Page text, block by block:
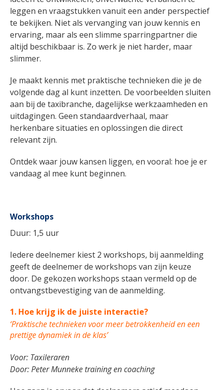
leggen en vraagstukken vanuit een ander perspectief
te bekijken. Niet als vervanging van jouw kennis en
ervaring, maar als een slimme sparringpartner die
altijd beschikbaar is. Zo werk je niet harder, maar
slimmer.
Je maakt kennis met praktische technieken die je de
volgende dag al kunt inzetten. De voorbeelden sluiten
aan bij de taxibranche, dagelijkse werkzaamheden en
uitdagingen. Geen standaardverhaal, maar
herkenbare situaties en oplossingen die direct
relevant zijn.
Ontdek waar jouw kansen liggen, en vooral: hoe je er
vandaag al mee kunt beginnen.
Workshops
Duur: 1,5 uur
Iedere deelnemer kiest 2 workshops, bij aanmelding
geeft de deelnemer de workshops van zijn keuze
door. De gekozen workshops staan vermeld op de
ontvangstbevestiging van de aanmelding.
1. Hoe krijg ik de juiste interactie?
‘Praktische technieken voor meer betrokkenheid en een
prettige dynamiek in de klas’
Voor: Taxileraren
Door:Peter Munneke training en coaching